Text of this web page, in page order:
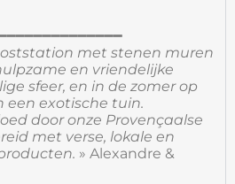
met stenen muren
en vriendelijke
sfeer, en in de zomer op
een exotische tuin.
door onze Provençaalse
met verse, lokale en
» Alexandre &